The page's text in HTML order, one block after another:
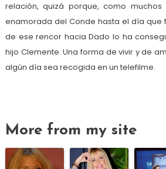
relación, quizá porque, como
enamorada del Conde hasta el día que
de ese rencor hacia Dado lo ha
hijo Clemente. Una forma de vivir y de
algún día sea recogida en un telefilme.
More from my site